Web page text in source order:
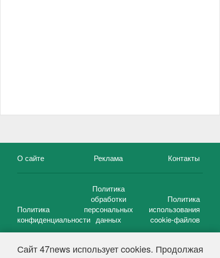
Сайт 47news использует cookies. Продолжая
О сайте Реклама Контакты
Политика
конфиденциальности
Политика
обработки
персональных
данных
Политика
использования
cookie-файлов